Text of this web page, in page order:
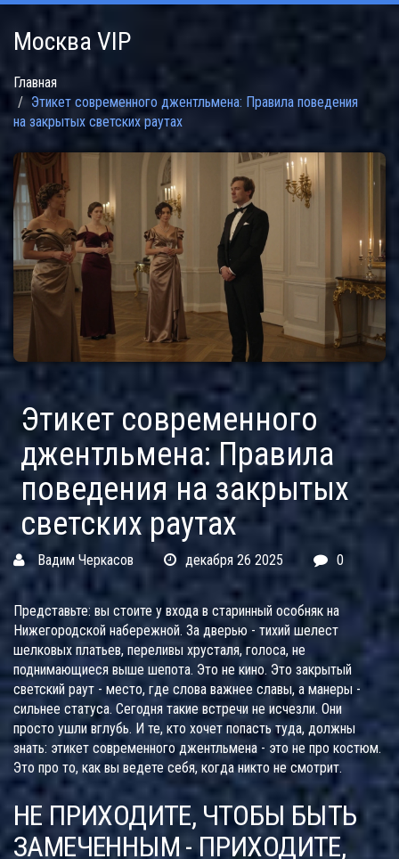
Москва VIP
Главная
Этикет современного джентльмена: Правила поведения
на закрытых светских раутах
Этикет современного
джентльмена: Правила
поведения на закрытых
светских раутах
Вадим Черкасов декабря 26 2025 0
Представьте: вы стоите у входа в старинный особняк на
Нижегородской набережной. За дверью - тихий шелест
шелковых платьев, переливы хрусталя, голоса, не
поднимающиеся выше шепота. Это не кино. Это закрытый
светский раут - место, где слова важнее славы, а манеры -
сильнее статуса. Сегодня такие встречи не исчезли. Они
просто ушли вглубь. И те, кто хочет попасть туда, должны
знать: этикет современного джентльмена - это не про костюм.
Это про то, как вы ведете себя, когда никто не смотрит.
НЕ ПРИХОДИТЕ, ЧТОБЫ БЫТЬ
ЗАМЕЧЕННЫМ - ПРИХОДИТЕ,